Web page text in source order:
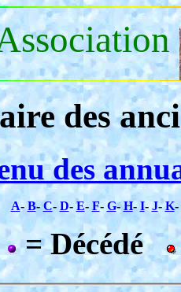
des
des
A- B-C- D-E- F- G-H- I- J-K-
= Décédé